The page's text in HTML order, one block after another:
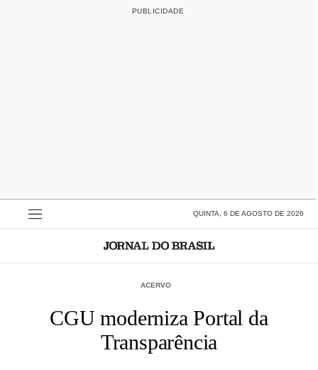
QUINTA, 6 DE AGOSTO DE 2026
ACERVO
CGU moderniza Portal da
Transparência